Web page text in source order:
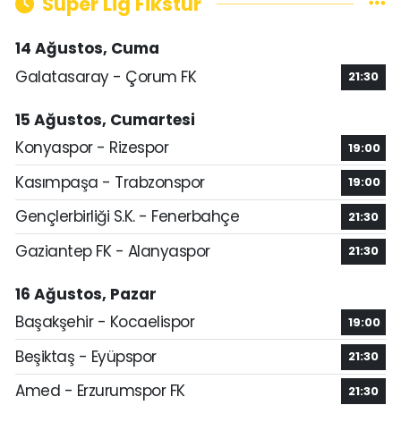
14 Ağustos, Cuma
Galatasaray - Çorum FK
21:30
15 Ağustos, Cumartesi
Konyaspor - Rizespor
19:00
Kasımpaşa - Trabzonspor 19:00
Gençlerbirliği S.K. - Fenerbahçe 21:30
Gaziantep FK - Alanyaspor 21:30
16 Ağustos, Pazar
Başakşehir - Kocaelispor
19:00
Beşiktaş - Eyüpspor 21:30
Amed - Erzurumspor FK 21:30